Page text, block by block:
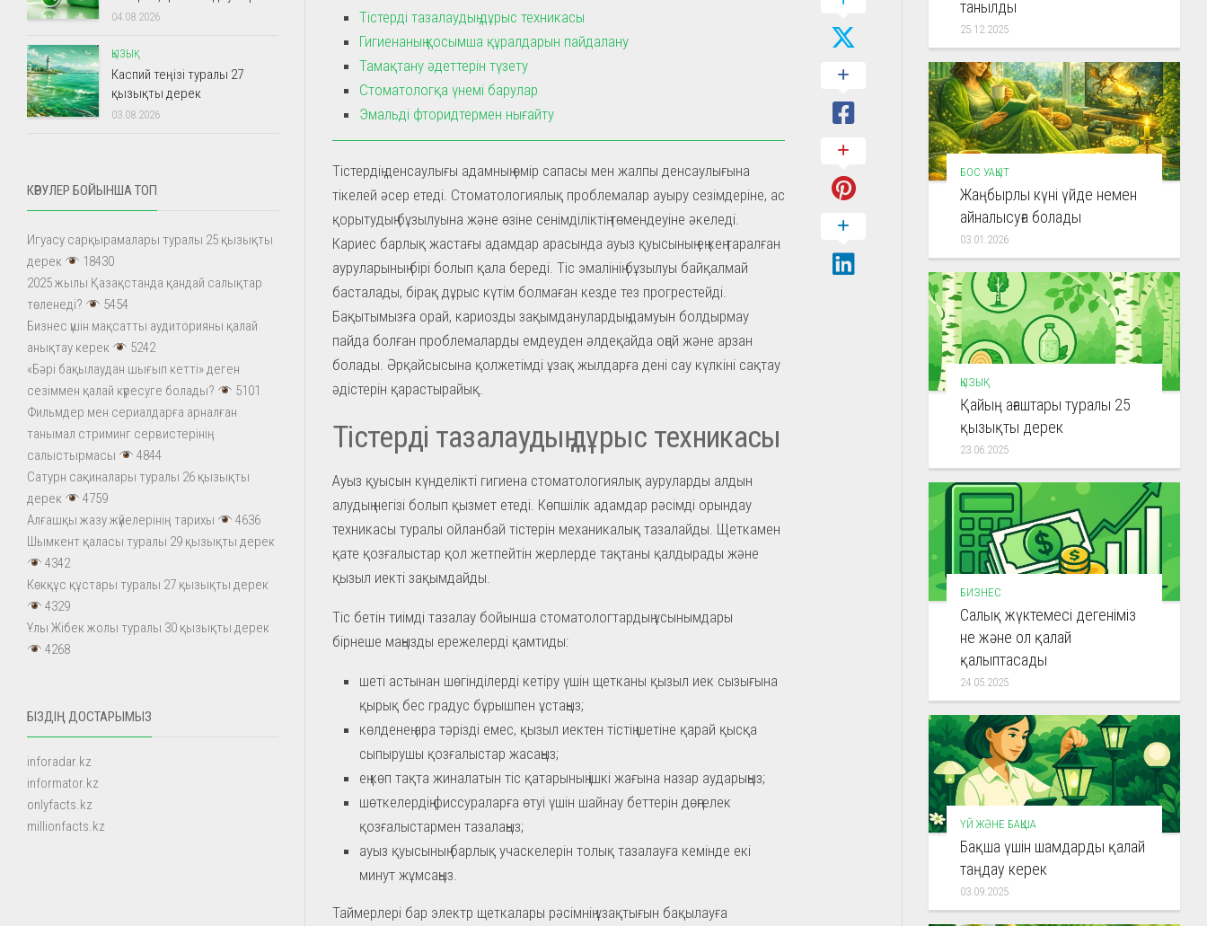
Тістерді тазалаудың дұрыс техникасы
Гигиенаның қосымша құралдарын пайдалану
Тамақтану әдеттерін түзету
Стоматологқа үнемі барулар
Эмальді фторидтермен нығайту
Тістердің денсаулығы адамның өмір сапасы мен жалпы денсаулығына
тікелей әсер етеді. Стоматологиялық проблемалар ауыру сезімдеріне, ас
қорытудың бұзылуына және өзіне сенімділіктің төмендеуіне әкеледі.
Кариес барлық жастағы адамдар арасында ауыз қуысының ең кең таралған
ауруларының бірі болып қала береді. Тіс эмалінің бұзылуы байқалмай
басталады, бірақ дұрыс күтім болмаған кезде тез прогрестейді.
Бақытымызға орай, кариозды зақымданулардың дамуын болдырмау
пайда болған проблемаларды емдеуден әлдеқайда оңай және арзан
болады. Әрқайсысына қолжетімді ұзақ жылдарға дені сау күлкіні сақтау
әдістерін қарастырайық.
Тістерді тазалаудың дұрыс техникасы
Ауыз қуысын күнделікті гигиена стоматологиялық ауруларды алдын
алудың негізі болып қызмет етеді. Көпшілік адамдар рәсімді орындау
техникасы туралы ойланбай тістерін механикалық тазалайды. Щеткамен
қате қозғалыстар қол жетпейтін жерлерде тақтаны қалдырады және
қызыл иекті зақымдайды.
Тіс бетін тиімді тазалау бойынша стоматологтардың ұсынымдары
бірнеше маңызды ережелерді қамтиды:
шеті астынан шөгінділерді кетіру үшін щетканы қызыл иек сызығына
қырық бес градус бұрышпен ұстаңыз;
көлденең ара тәрізді емес, қызыл иектен тістің шетіне қарай қысқа
сыпырушы қозғалыстар жасаңыз;
ең көп тақта жиналатын тіс қатарының ішкі жағына назар аударыңыз;
шөткелердің фиссураларға өтуі үшін шайнау беттерін дөңгелек
қозғалыстармен тазалаңыз;
ауыз қуысының барлық учаскелерін толық тазалауға кемінде екі
минут жұмсаңыз.
Таймерлері бар электр щеткалары рәсімнің ұзақтығын бақылауға
04.08.2026
ҚЫЗЫҚ
Каспий теңізі туралы 27
қызықты дерек
03.08.2026
КӨРУЛЕР БОЙЫНША ТОП
Игуасу сарқырамалары туралы 25 қызықты
дерек
18430
2025 жылы Қазақстанда қандай салықтар
төленеді?
5454
Бизнес үшін мақсатты аудиторияны қалай
анықтау керек
5242
«Бәрі бақылаудан шығып кетті» деген
сезіммен қалай күресуге болады?
5101
Фильмдер мен сериалдарға арналған
танымал стриминг сервистерінің
салыстырмасы
4844
Сатурн сақиналары туралы 26 қызықты
дерек
4759
Алғашқы жазу жүйелерінің тарихы
4636
Шымкент қаласы туралы 29 қызықты дерек
4342
Көкқұс құстары туралы 27 қызықты дерек
4329
Ұлы Жібек жолы туралы 30 қызықты дерек
4268
БІЗДІҢ ДОСТАРЫМЫЗ
inforadar.kz
informator.kz
onlyfacts.kz
millionfacts.kz
танылды
25.12.2025
БОС УАҚЫТ
Жаңбырлы күні үйде немен
айналысуға болады
03.01.2026
ҚЫЗЫҚ
Қайың ағаштары туралы 25
қызықты дерек
23.06.2025
БИЗНЕС
Салық жүктемесі дегеніміз
не және ол қалай
қалыптасады
24.05.2025
ҮЙ ЖӘНЕ БАҚША
Бақша үшін шамдарды қалай
таңдау керек
03.09.2025